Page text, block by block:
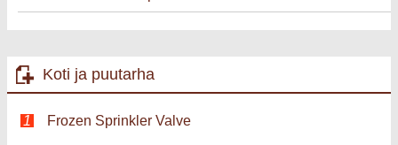
Koti ja puutarha
Frozen Sprinkler Valve